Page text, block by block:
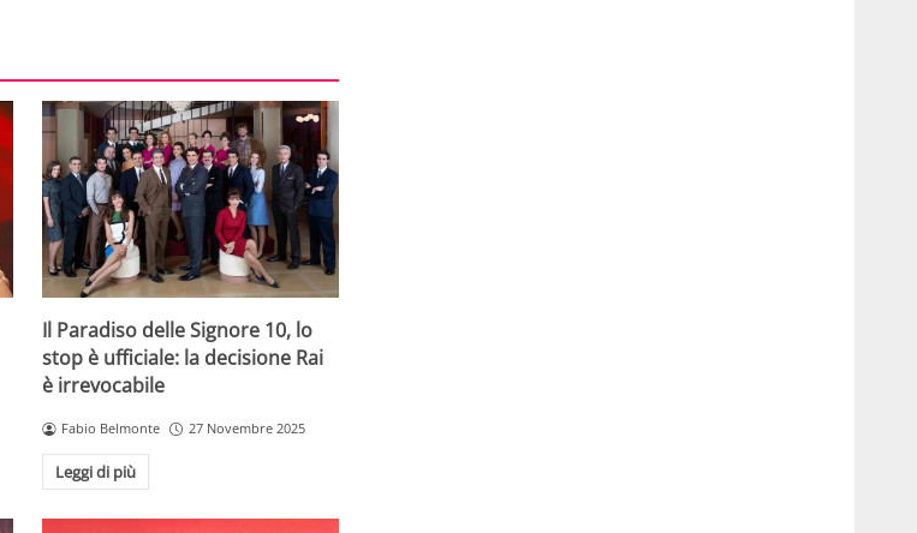
Il Paradiso delle Signore 10, lo
stop è ufficiale: la decisione Rai
è irrevocabile
Fabio Belmonte 27 Novembre 2025
Leggi di più